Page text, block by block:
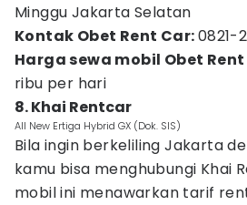
Minggu Jakarta Selatan
Kontak Obet Rent Car:0821-
Harga sewa mobil Obet
ribu per hari
8. Khai Rentcar
All New Ertiga Hybrid GX (Dok. SIS)
Bila ingin berkeliling Jakarta
kamu bisa menghubungi Khai
mobil ini menawarkan tarif